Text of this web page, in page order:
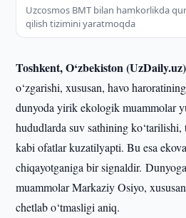
Uzcosmos BMT bilan hamkorlikda
qilish tizimini yaratmoqda
Toshkent, O‘zbekiston
o‘zgarishi, xususan, havo
dunyoda yirik ekologik muammolar
hududlarda suv sathining
kabi ofatlar kuzatilyapti. Bu esa
chiqayotganiga bir signaldir.
muammolar Markaziy Osiyo,
chetlab o‘tmasligi aniq.